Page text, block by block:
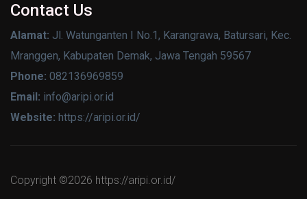
Contact Us
Alamat: Jl. Watunganten I No.1, Karangrawa, Batursari, Kec.
Mranggen, Kabupaten Demak, Jawa Tengah 59567
Phone: 082136969859
Email: info@aripi.or.id
Website: https://aripi.or.id/
Copyright ©2026 https://aripi.or.id/